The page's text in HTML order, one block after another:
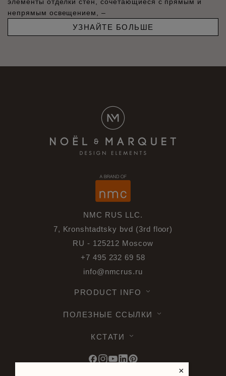
непрямым освещением, –
УЗНАЙТЕ БОЛЬШЕ
NMC RUS LLC.
7, Kronshtadtsky bvd (3rd floor)
RU - 125212 Moscow
+7 495 232 69 58
info@nmcrus.ru
PRODUCT INFO
ПОЛЕЗНЫЕ ССЫЛКИ
КСТАТИ
×